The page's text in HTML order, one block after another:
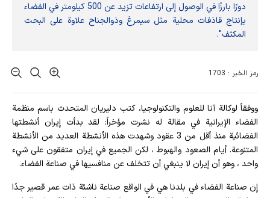
دورًا بارزًا في الوصول إلى ارتفاعات تزيد عن 500 كيلومتر في الفضاء
بإنتاج قاذفات محلية مثل سيمرغ وذوالجناح علاوة على البحث
المكثف".
رمز الخبر : 1703
ووفقاً لوكالة آنا للعلوم والتكنولوجيا، كتب دلیریان المتحدث باسم منظمة
الفضاء الإيرانية في مقالة له نشرت مؤخراً: لقد بدأت إيران أنشطتها
الفضائية منذ أقل من 3 عقود وشهدت هذه الأنشطة العديد من الأنشطة
المتنوعة. أيام الصعود والهبوط ، لكن الجميع في إيران متفقون على شيء
واحد ، وهو أن إيران لا ينبغي أن تتخلف عن منافسيها في صناعة الفضاء.
إن صناعة الفضاء في بلدنا هي في الواقع صناعة ناشئة ذات عمر قصير جدًا